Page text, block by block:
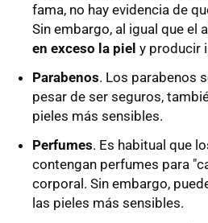
fama, no hay evidencia de
Sin embargo, al igual que el
en exceso la piel y producir
Parabenos. Los parabenos
pesar de ser seguros,
pieles más sensibles.
Perfumes. Es habitual que
contengan perfumes para
corporal. Sin embargo,
las pieles más sensibles.